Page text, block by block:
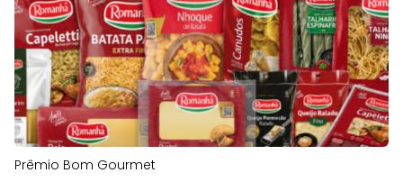
Prêmio Bom Gourmet